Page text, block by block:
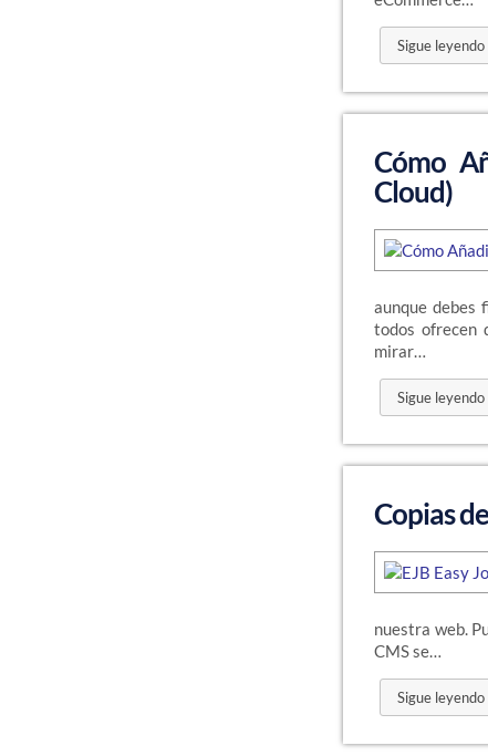
Sigue
Cómo
Cloud)
aunque debes
todos ofrecen
mirar…
Sigue
Copias
nuestra web.
CMS se…
Sigue